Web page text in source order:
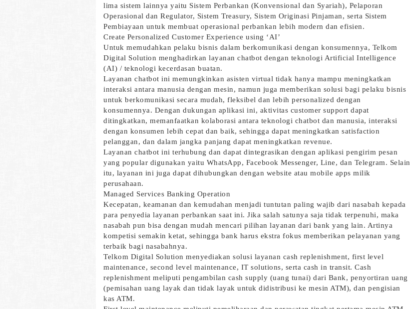
lima sistem lainnya yaitu Sistem Perbankan (Konvensional dan Syariah), Pelaporan
Operasional dan Regulator, Sistem Treasury, Sistem Originasi Pinjaman, serta Sistem
Pembiayaan untuk membuat operasional perbankan lebih modern dan efisien.
Create Personalized Customer Experience using ‘AI’
Untuk memudahkan pelaku bisnis dalam berkomunikasi dengan konsumennya, Telkom
Digital Solution menghadirkan layanan chatbot dengan teknologi Artificial Intelligence
(AI) / teknologi kecerdasan buatan.
Layanan chatbot ini memungkinkan asisten virtual tidak hanya mampu meningkatkan
interaksi antara manusia dengan mesin, namun juga memberikan solusi bagi pelaku bisnis
untuk berkomunikasi secara mudah, fleksibel dan lebih personalized dengan
konsumennya. Dengan dukungan aplikasi ini, aktivitas customer support dapat
ditingkatkan, memanfaatkan kolaborasi antara teknologi chatbot dan manusia, interaksi
dengan konsumen lebih cepat dan baik, sehingga dapat meningkatkan satisfaction
pelanggan, dan dalam jangka panjang dapat meningkatkan revenue.
Layanan chatbot ini terhubung dan dapat dintegrasikan dengan aplikasi pengirim pesan
yang popular digunakan yaitu WhatsApp, Facebook Messenger, Line, dan Telegram. Selain
itu, layanan ini juga dapat dihubungkan dengan website atau mobile apps milik
perusahaan.
Managed Services Banking Operation
Kecepatan, keamanan dan kemudahan menjadi tuntutan paling wajib dari nasabah kepada
para penyedia layanan perbankan saat ini. Jika salah satunya saja tidak terpenuhi, maka
nasabah pun bisa dengan mudah mencari pilihan layanan dari bank yang lain. Artinya
kompetisi semakin ketat, sehingga bank harus ekstra fokus memberikan pelayanan yang
terbaik bagi nasabahnya.
Telkom Digital Solution menyediakan solusi layanan cash replenishment, first level
maintenance, second level maintenance, IT solutions, serta cash in transit. Cash
replenishment meliputi pengambilan cash supply (uang tunai) dari Bank, penyortiran uang
(pemisahan uang layak dan tidak layak untuk didistribusi ke mesin ATM), dan pengisian
kas ATM.